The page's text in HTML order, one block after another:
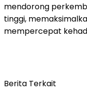
mendorong
tinggi,
mempercepat
Berita Terkait